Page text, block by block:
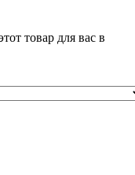
товар для вас в